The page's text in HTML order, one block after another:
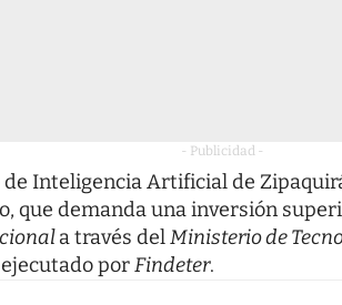
- Publicidad -
Inteligencia Artificial de
que demanda una inversión
a través delMinisterio de
porFindeter.